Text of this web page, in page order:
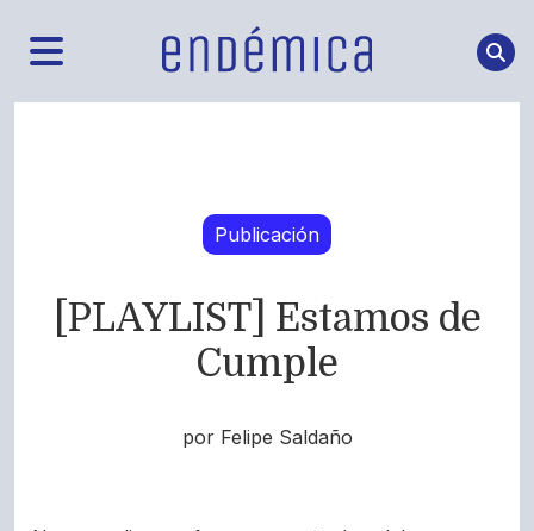
Publicación
[PLAYLIST] Estamos de
Cumple
por Felipe Saldaño